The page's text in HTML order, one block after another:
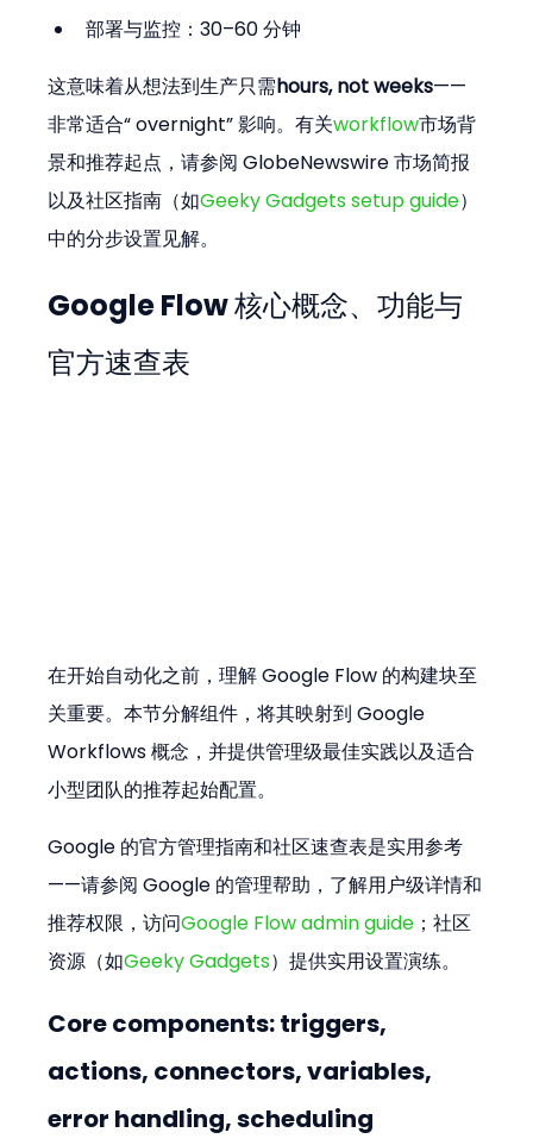
部署与监控：30–60 分钟
这意味着从想法到生产只需hours, not weeks——
非常适合“ overnight” 影响。有关workflow市场背
景和推荐起点，请参阅 GlobeNewswire 市场简报
以及社区指南（如Geeky Gadgets setup guide）
中的分步设置见解。
Google Flow 核心概念、功能与
官方速查表
在开始自动化之前，理解 Google Flow 的构建块至
关重要。本节分解组件，将其映射到 Google
Workflows 概念，并提供管理级最佳实践以及适合
小型团队的推荐起始配置。
Google 的官方管理指南和社区速查表是实用参考
——请参阅 Google 的管理帮助，了解用户级详情和
推荐权限，访问Google Flow admin guide ；社区
资源（如Geeky Gadgets）提供实用设置演练。
Core components: triggers,
actions, connectors, variables,
error handling, scheduling